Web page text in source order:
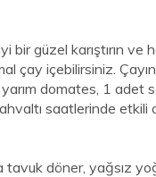
bir güzel karıştırın
çay içebilirsiniz.
domates, 1 adet
saatlerinde
tavuk döner, yağsız